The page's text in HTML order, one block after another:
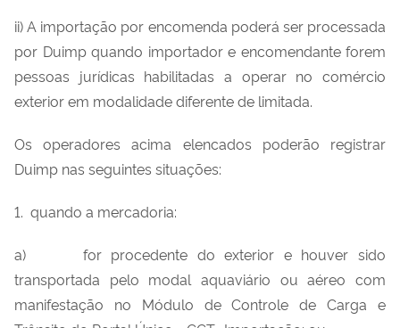
ii) A importação por encomenda poderá ser processada
por Duimp quando importador e encomendante forem
pessoas jurídicas habilitadas a operar no comércio
exterior em modalidade diferente de limitada.
Os operadores acima elencados poderão registrar
Duimp nas seguintes situações:
1. quando a mercadoria:
a) for procedente do exterior e houver sido
transportada pelo modal aquaviário ou aéreo com
manifestação no Módulo de Controle de Carga e